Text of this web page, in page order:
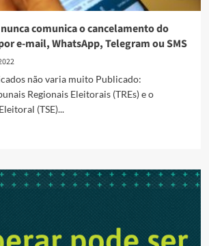
comunica o cancelamento do
e-mail, WhatsApp, Telegram ou SMS
não varia muito Publicado:
Regionais Eleitorais (TREs) e o
(TSE)...